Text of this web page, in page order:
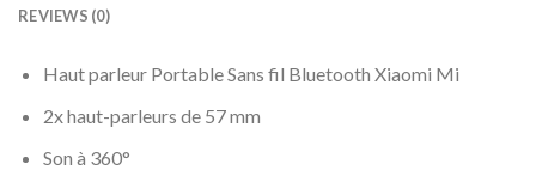
REVIEWS (0)
Haut parleur Portable Sans fil Bluetooth Xiaomi Mi
2x haut-parleurs de 57 mm
Son à 360°